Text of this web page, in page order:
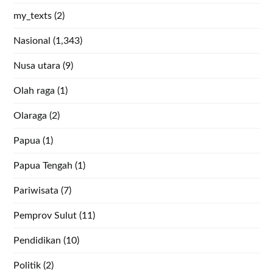
my_texts (2)
Nasional (1,343)
Nusa utara (9)
Olah raga (1)
Olaraga (2)
Papua (1)
Papua Tengah (1)
Pariwisata (7)
Pemprov Sulut (11)
Pendidikan (10)
Politik (2)